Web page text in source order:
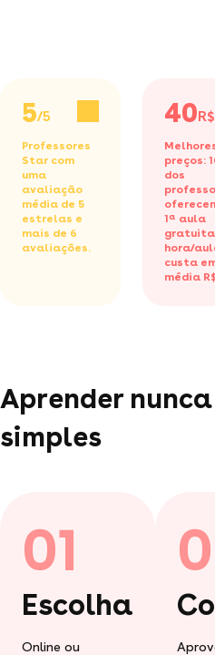
5/5
Professores
Star com
uma
avaliação
média de 5
estrelas e
mais de 6
avaliações.
40
preços:
dos
1ª aula
gratuita
hora/
custa
média
Aprender
simples
01
Escolha
Online ou